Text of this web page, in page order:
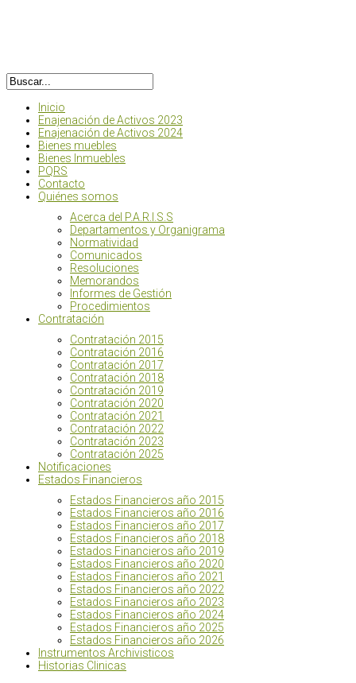
Inicio
Enajenación de Activos 2023
Enajenación de Activos 2024
Bienes muebles
Bienes Inmuebles
PQRS
Contacto
Quiénes somos
Acerca del P.A.R.I.S.S
Departamentos y Organigrama
Normatividad
Comunicados
Resoluciones
Memorandos
Informes de Gestión
Procedimientos
Contratación
Contratación 2015
Contratación 2016
Contratación 2017
Contratación 2018
Contratación 2019
Contratación 2020
Contratación 2021
Contratación 2022
Contratación 2023
Contratación 2025
Notificaciones
Estados Financieros
Estados Financieros año 2015
Estados Financieros año 2016
Estados Financieros año 2017
Estados Financieros año 2018
Estados Financieros año 2019
Estados Financieros año 2020
Estados Financieros año 2021
Estados Financieros año 2022
Estados Financieros año 2023
Estados Financieros año 2024
Estados Financieros año 2025
Estados Financieros año 2026
Instrumentos Archivisticos
Historias Clinicas